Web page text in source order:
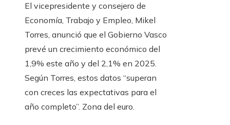
El vicepresidente y consejero de
Economía, Trabajo y Empleo, Mikel
Torres, anunció que el Gobierno Vasco
prevé un crecimiento económico del
1,9% este año y del 2,1% en 2025.
Según Torres, estos datos “superan
con creces las expectativas para el
año completo”. Zona del euro.